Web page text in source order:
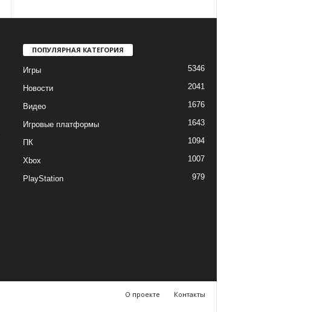
ПОПУЛЯРНАЯ КАТЕГОРИЯ
Игры 5346
Новости 2041
Видео 1676
Игровые платформы 1643
ПК 1094
Xbox 1007
PlayStation 979
О проекте Контакты